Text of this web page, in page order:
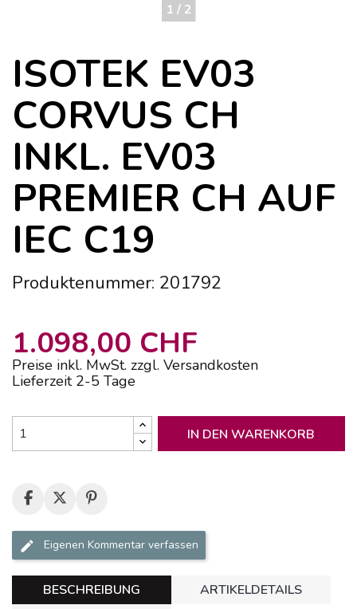
1 / 2
ISOTEK EV03
CORVUS CH
INKL. EV03
PREMIER CH AUF
IEC C19
Produktenummer: 201792
1.098,00 CHF
Preise inkl. MwSt. zzgl. Versandkosten
Lieferzeit 2-5 Tage
IN DEN WARENKORB
Eigenen Kommentar verfassen
BESCHREIBUNG
ARTIKELDETAILS